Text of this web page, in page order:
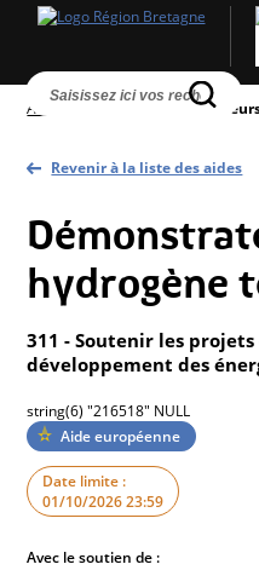
Accueil
Revenir à la liste des aides
hydrogène
311 - Soutenir les
développement des
string(6) "216518" NULL
Aide européenne
Date limite :
01/10/2026 23:59
Avec le soutien de :